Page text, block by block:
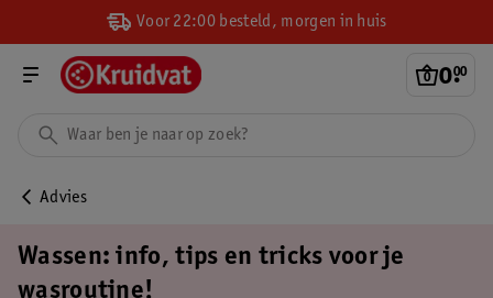
Voor 22:00 besteld, morgen in huis
0.
00
Advies
Wassen: info, tips en tricks voor je
wasroutine!